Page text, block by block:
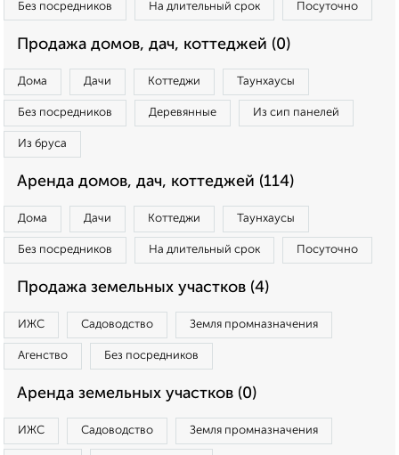
Без посредников На длительный срок Посуточно
Продажа домов, дач, коттеджей (0)
Дома Дачи Коттеджи Таунхаусы
Без посредников Деревянные Из сип панелей
Из бруса
Аренда домов, дач, коттеджей (114)
Дома Дачи Коттеджи Таунхаусы
Без посредников На длительный срок Посуточно
Продажа земельных участков (4)
ИЖС Садоводство Земля промназначения
Агенство Без посредников
Аренда земельных участков (0)
ИЖС Садоводство Земля промназначения